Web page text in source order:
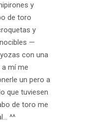
y
de toro
y
—
con una
mí me
un pero a
que tuviesen
de toro me
^^